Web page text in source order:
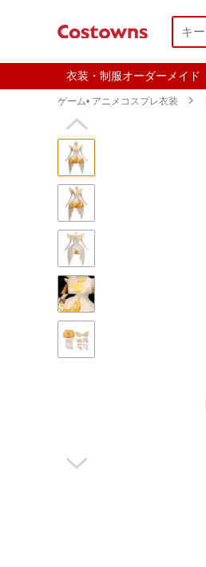
衣装・制服オーダーメイド
ゲーム• アニメコスプレ衣装 

